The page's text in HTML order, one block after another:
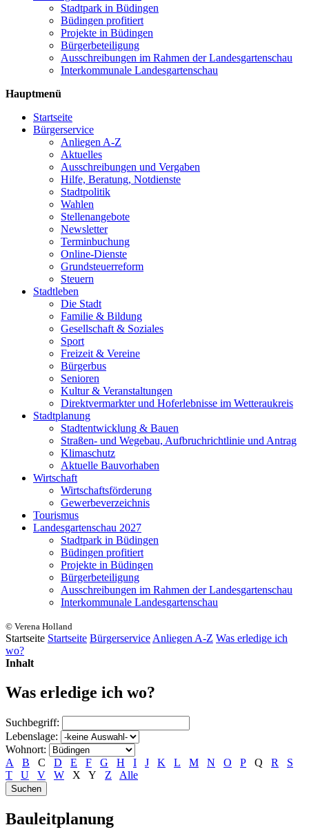
Stadtpark in Büdingen
Büdingen profitiert
Projekte in Büdingen
Bürgerbeteiligung
Ausschreibungen im Rahmen der Landesgartenschau
Interkommunale Landesgartenschau
Hauptmenü
Startseite
Bürgerservice
Anliegen A-Z
Aktuelles
Ausschreibungen und Vergaben
Hilfe, Beratung, Notdienste
Stadtpolitik
Wahlen
Stellenangebote
Newsletter
Terminbuchung
Online-Dienste
Grundsteuerreform
Steuern
Stadtleben
Die Stadt
Familie & Bildung
Gesellschaft & Soziales
Sport
Freizeit & Vereine
Bürgerbus
Senioren
Kultur & Veranstaltungen
Direktvermarkter und Hoferlebnisse im Wetteraukreis
Stadtplanung
Stadtentwicklung & Bauen
Straßen- und Wegebau, Aufbruchrichtlinie und Antrag
Klimaschutz
Aktuelle Bauvorhaben
Wirtschaft
Wirtschaftsförderung
Gewerbeverzeichnis
Tourismus
Landesgartenschau 2027
Stadtpark in Büdingen
Büdingen profitiert
Projekte in Büdingen
Bürgerbeteiligung
Ausschreibungen im Rahmen der Landesgartenschau
Interkommunale Landesgartenschau
© Verena Holland
Startseite Startseite Bürgerservice Anliegen A-Z Was erledige ich
wo?
Inhalt
Was erledige ich wo?
Suchbegriff:
Lebenslage:
Wohnort:
A
B C D E F G H I J K L M N O P Q R
S
T
U V W X Y Z Alle
Bauleitplanung